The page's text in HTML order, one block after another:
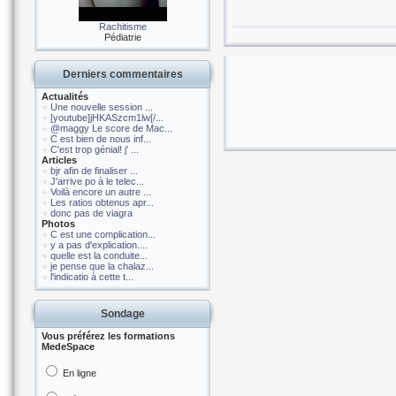
Rachitisme
Pédiatrie
Derniers commentaires
Actualités
Une nouvelle session ...
[youtube]jHKASzcm1lw[/...
@maggy Le score de Mac...
C est bien de nous inf...
C'est trop génial! j' ...
Articles
bjr afin de finaliser ...
J'arrive po à le telec...
Voilà encore un autre ...
Les ratios obtenus apr...
donc pas de viagra
Photos
C est une complication...
y a pas d'explication....
quelle est la conduite...
je pense que la chalaz...
l'indicatio à cette t...
Sondage
Vous préférez les formations
MedeSpace
En ligne